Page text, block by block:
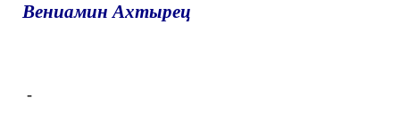
Вениамин Ахтырец
-